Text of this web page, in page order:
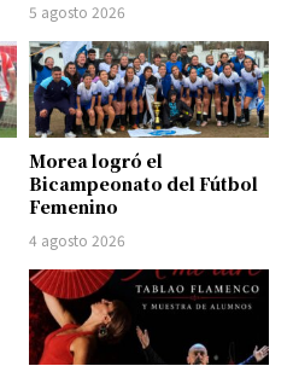
5 agosto 2026
Morea logró el
Bicampeonato del Fútbol
Femenino
4 agosto 2026